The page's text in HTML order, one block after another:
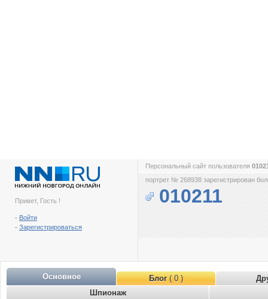
Привет, Гость !
- Войти
- Зарегистрироваться
Персональный сайт пользователя
портрет № 268938 зарегистрирован
010211
Основное Блог( 0 )
Шпионаж